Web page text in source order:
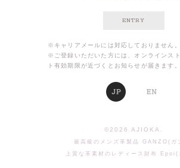
ENTRY
※キャリアメールには対応しておりません。
※ご登録いただいた方には、オンラインス
ト有効期限が近づくとお知らせが届きます。
© 2026 AJIOKA.
最高級のメンズ革製品 GANZO(ガ
上質な革素材のレディース財布 Epoi(